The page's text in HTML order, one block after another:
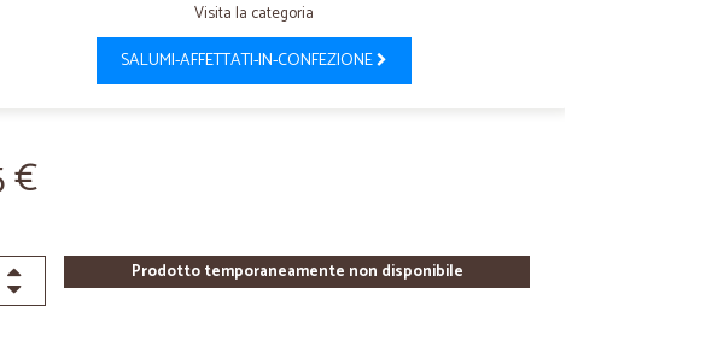
Visita la categoria
SALUMI-AFFETTATI-IN-CONFEZIONE
€
Prodotto temporaneamente non disponibile